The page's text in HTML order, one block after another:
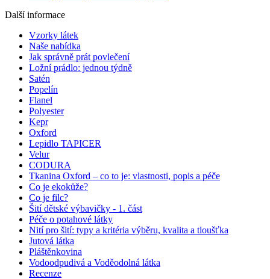
Další informace
Vzorky látek
Naše nabídka
Jak správně prát povlečení
Ložní prádlo: jednou týdně
Satén
Popelín
Flanel
Polyester
Kepr
Oxford
Lepidlo TAPICER
Velur
CODURA
Tkanina Oxford – co to je: vlastnosti, popis a péče
Co je ekokůže?
Co je filc?
Šití dětské výbavičky - 1. část
Péče o potahové látky
Nití pro šití: typy a kritéria výběru, kvalita a tloušťka
Jutová látka
Pláštěnkovina
Vodoodpudivá a Voděodolná látka
Recenze